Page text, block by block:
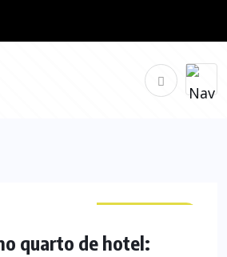
quarto de hotel: